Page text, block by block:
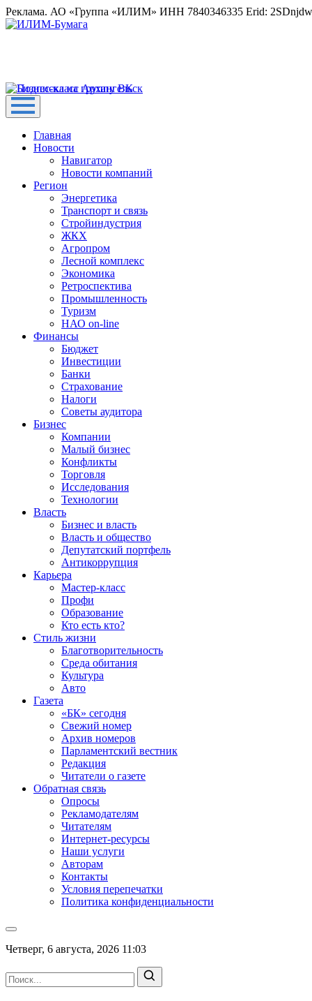
Реклама. АО «Группа «ИЛИМ» ИНН 7840346335 Erid:
Главная
Новости
Навигатор
Новости компаний
Регион
Энергетика
Транспорт и связь
Стройиндустрия
ЖКХ
Агропром
Лесной комплекс
Экономика
Ретроспектива
Промышленность
Туризм
НАО on-line
Финансы
Бюджет
Инвестиции
Банки
Страхование
Налоги
Советы аудитора
Бизнес
Компании
Малый бизнес
Конфликты
Торговля
Исследования
Технологии
Власть
Бизнес и власть
Власть и общество
Депутатский портфель
Антикоррупция
Карьера
Мастер-класс
Профи
Образование
Кто есть кто?
Стиль жизни
Благотворительность
Среда обитания
Культура
Авто
Газета
«БК» сегодня
Свежий номер
Архив номеров
Парламентский вестник
Редакция
Читатели о газете
Обратная связь
Опросы
Рекламодателям
Читателям
Интернет-ресурсы
Наши услуги
Авторам
Контакты
Условия перепечатки
Политика конфиденциальности
Четверг, 6 августа, 2026 11:03